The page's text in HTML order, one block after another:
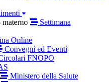
materno
Settimana
Online
Convegni ed Eventi
FNOPO
Ministero della Salute